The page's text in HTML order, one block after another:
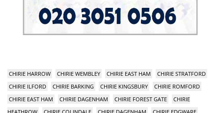
CHIRIE HARROW CHIRIE WEMBLEY CHIRIE EAST HAM
CHIRIE STRATFORD
CHIRIE ILFORD
CHIRIE BARKING CHIRIE KINGSBURY
CHIRIE ROMFORD
CHIRIE EAST HAM
CHIRIE DAGENHAM CHIRIE FOREST GATE
CHIRIE